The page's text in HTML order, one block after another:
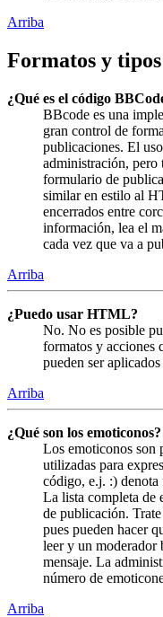
Arriba
Formatos y
¿Qué es el código
BBcode es una
gran control de
publicaciones. El
administración, pero
formulario de
similar en estilo al
encerrados entre
información, lea el
cada vez que va a
Arriba
¿Puedo usar HTML?
No. No es posible
formatos y acciones
pueden ser
Arriba
¿Qué son los emoticonos?
Los emoticonos son
utilizadas para
código, e.j. :) denota
La lista completa de
de publicación.
pues pueden hacer
leer y un moderador
mensaje. La
número de
Arriba